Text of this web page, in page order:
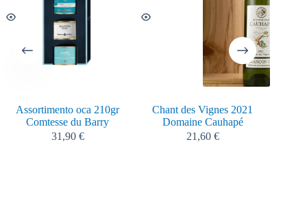
Assortimento oca 210gr
Comtesse du Barry
31,90 €
Chant des Vignes 2021
Domaine Cauhapé
21,60 €